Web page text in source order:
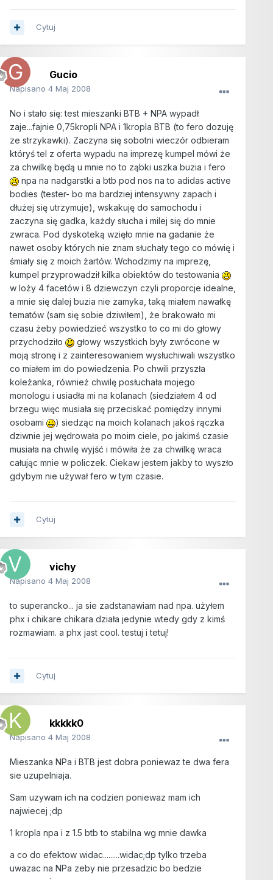
Cytuj
Gucio
Napisano 4 Maj 2008
No i stało się: test mieszanki BTB + NPA wypadł
zaje...fajnie 0,75kropli NPA i 1kropla BTB (to fero dozuję
ze strzykawki). Zaczyna się sobotni wieczór odbieram
któryś tel z oferta wypadu na imprezę kumpel mówi że
za chwilkę będą u mnie no to ząbki uszka buzia i fero
npa na nadgarstki a btb pod nos na to adidas active
bodies (tester- bo ma bardziej intensywny zapach i
dłużej się utrzymuje), wskakuję do samochodu i
zaczyna się gadka, każdy słucha i milej się do mnie
zwraca. Pod dyskoteką wzięło mnie na gadanie że
nawet osoby których nie znam słuchały tego co mówię i
śmiały się z moich żartów. Wchodzimy na imprezę,
kumpel przyprowadził kilka obiektów do testowania
w loży 4 facetów i 8 dziewczyn czyli proporcje idealne,
a mnie się dalej buzia nie zamyka, taką miałem nawałkę
tematów (sam się sobie dziwiłem), że brakowało mi
czasu żeby powiedzieć wszystko to co mi do głowy
przychodziło
głowy wszystkich były zwrócone w
moją stronę i z zainteresowaniem wysłuchiwali wszystko
co miałem im do powiedzenia. Po chwili przyszła
koleżanka, również chwilę posłuchała mojego
monologu i usiadła mi na kolanach (siedziałem 4 od
brzegu więc musiała się przeciskać pomiędzy innymi
osobami
) siedząc na moich kolanach jakoś rączka
dziwnie jej wędrowała po moim ciele, po jakimś czasie
musiała na chwilę wyjść i mówiła że za chwilkę wraca
całując mnie w policzek. Ciekaw jestem jakby to wyszło
gdybym nie używał fero w tym czasie.
Cytuj
vichy
Napisano 4 Maj 2008
to superancko... ja sie zadstanawiam nad npa. użyłem
phx i chikare chikara działa jedynie wtedy gdy z kimś
rozmawiam. a phx jast cool. testuj i tetuj!
Cytuj
kkkkk0
Napisano 4 Maj 2008
Mieszanka NPa i BTB jest dobra poniewaz te dwa fera
sie uzupelniaja.
Sam uzywam ich na codzien poniewaz mam ich
najwiecej ;dp
1 kropla npa i z 1.5 btb to stabilna wg mnie dawka
a co do efektow widac.........widac;dp tylko trzeba
uwazac na NPa zeby nie przesadzic bo bedzie